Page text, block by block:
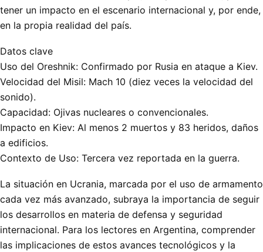
tener un impacto en el escenario internacional y, por ende,
en la propia realidad del país.
Datos clave
Uso del Oreshnik: Confirmado por Rusia en ataque a Kiev.
Velocidad del Misil: Mach 10 (diez veces la velocidad del
sonido).
Capacidad: Ojivas nucleares o convencionales.
Impacto en Kiev: Al menos 2 muertos y 83 heridos, daños
a edificios.
Contexto de Uso: Tercera vez reportada en la guerra.
La situación en Ucrania, marcada por el uso de armamento
cada vez más avanzado, subraya la importancia de seguir
los desarrollos en materia de defensa y seguridad
internacional. Para los lectores en Argentina, comprender
las implicaciones de estos avances tecnológicos y la